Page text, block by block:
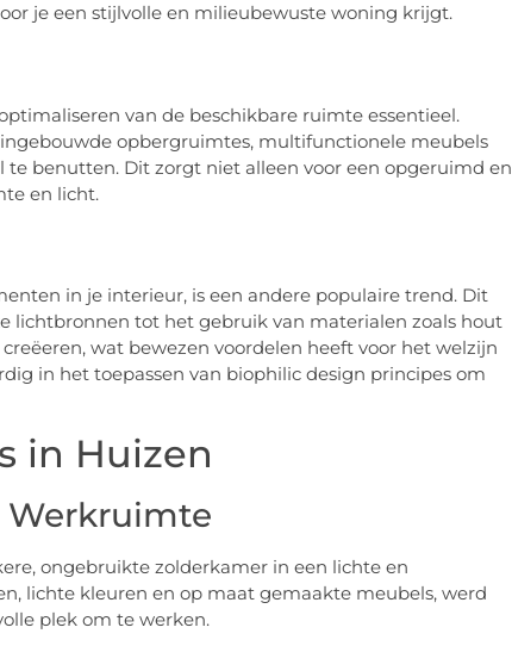
je een stijlvolle en milieubewuste woning krijgt.
van de beschikbare ruimte essentieel.
opbergruimtes, multifunctionele meubels
benutten. Dit zorgt niet alleen voor een opgeruimd en
en licht.
in je interieur, is een andere populaire trend. Dit
lichtbronnen tot het gebruik van materialen zoals hout
wat bewezen voordelen heeft voor het welzijn
in het toepassen van biophilic design principes om
in Huizen
Werkruimte
ongebruikte zolderkamer in een lichte en
lichte kleuren en op maat gemaakte meubels, werd
plek om te werken.